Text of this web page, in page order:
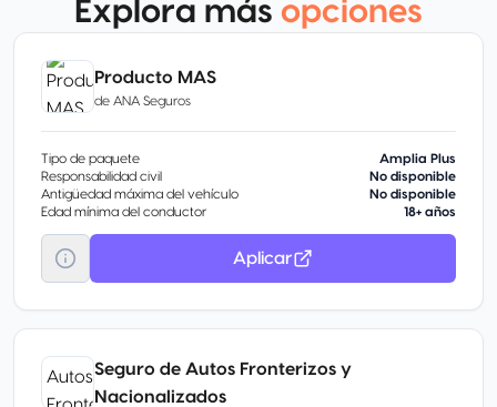
Explora más opciones
Producto MAS
de ANA Seguros
Tipo de paquete
Amplia Plus
Responsabilidad civil
No disponible
Antigüedad máxima del vehículo
No disponible
Edad mínima del conductor
18+ años
Aplicar
Seguro de Autos Fronterizos y
Nacionalizados